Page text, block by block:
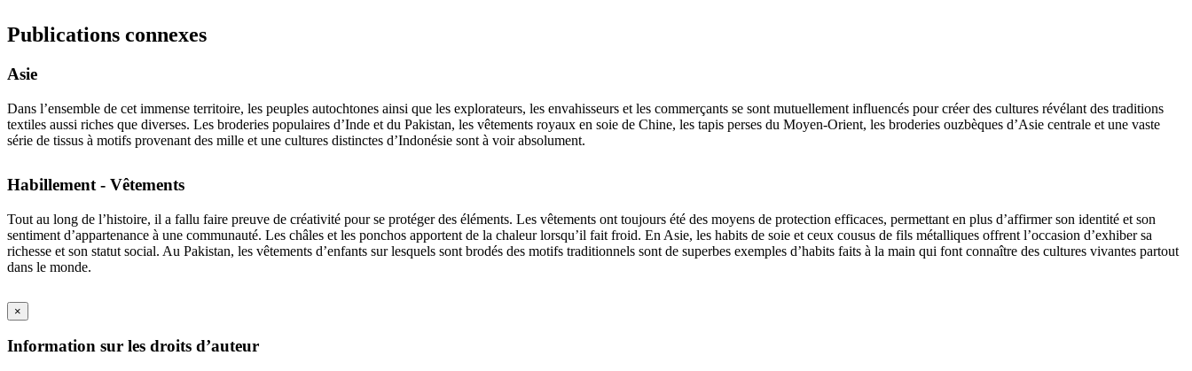
Publications connexes
Asie
Dans l’ensemble de cet immense territoire, les peuples autochtones ainsi que les explorateurs, les envahisseurs et les commerçants se sont mutuellement influencés pour créer des cultures révélant des traditions
textiles aussi riches que diverses. Les broderies populaires d’Inde et du Pakistan, les vêtements royaux en soie de Chine, les tapis perses du Moyen-Orient, les broderies ouzbèques d’Asie centrale et une vaste
série de tissus à motifs provenant des mille et une cultures distinctes d’Indonésie sont à voir absolument.
Habillement - Vêtements
Tout au long de l’histoire, il a fallu faire preuve de créativité pour se protéger des éléments. Les vêtements ont toujours été des moyens de protection efficaces, permettant en plus d’affirmer son identité et son
sentiment d’appartenance à une communauté. Les châles et les ponchos apportent de la chaleur lorsqu’il fait froid. En Asie, les habits de soie et ceux cousus de fils métalliques offrent l’occasion d’exhiber sa
richesse et son statut social. Au Pakistan, les vêtements d’enfants sur lesquels sont brodés des motifs traditionnels sont de superbes exemples d’habits faits à la main qui font connaître des cultures vivantes partout
dans le monde.
×
Information sur les droits d’auteur